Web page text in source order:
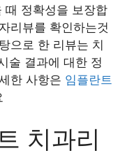
때 정확성을 보장합
리뷰를 확인하는것
으로 한 리뷰는 치
술 결과에 대한 정
한 사항은 임플란트
치과리